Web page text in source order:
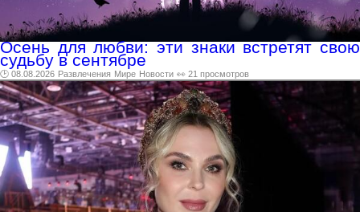
Осень для любви: эти знаки встретят свою
судьбу в сентябре
🕑 08.08.2026 Развлечения Мире Новости 👀 21 просмотров